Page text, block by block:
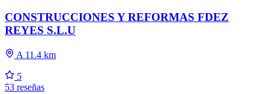
CONSTRUCCIONES Y REFORMAS FDEZ
REYES S.L.U
A 11.4 km
5
53 reseñas